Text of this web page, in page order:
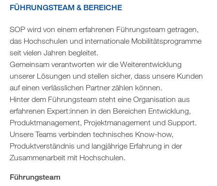
FÜHRUNGSTEAM & BEREICHE
SOP wird von einem erfahrenen Führungsteam getragen,
das Hochschulen und internationale Mobilitätsprogramme
seit vielen Jahren begleitet.
Gemeinsam verantworten wir die Weiterentwicklung
unserer Lösungen und stellen sicher, dass unsere Kunden
auf einen verlässlichen Partner zählen können.
Hinter dem Führungsteam steht eine Organisation aus
erfahrenen Expert:innen in den Bereichen Entwicklung,
Produktmanagement, Projektmanagement und Support.
Unsere Teams verbinden technisches Know-how,
Produktverständnis und langjährige Erfahrung in der
Zusammenarbeit mit Hochschulen.
Führungsteam